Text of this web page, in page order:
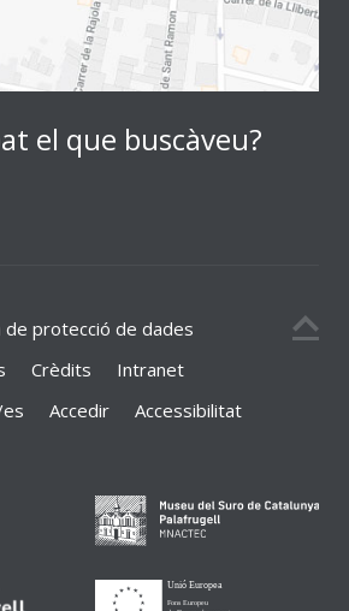
el que buscàveu?
de protecció de dades
Crèdits
Intranet
Accedir
Accessibilitat